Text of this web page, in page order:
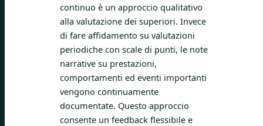
continuo è un approccio qualitativo
alla valutazione dei superiori. Invece
di fare affidamento su valutazioni
periodiche con scale di punti, le note
narrative su prestazioni,
comportamenti ed eventi importanti
vengono continuamente
documentate. Questo approccio
consente un feedback flessibile e